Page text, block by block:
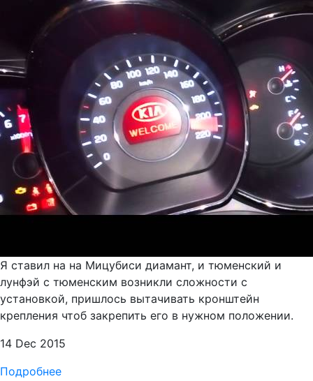
Я ставил на на Мицубиси диамант, и тюменский и
лунфэй с тюменским возникли сложности с
установкой, пришлось вытачивать кронштейн
крепления чтоб закрепить его в нужном положении.
14 Dec 2015
Подробнее